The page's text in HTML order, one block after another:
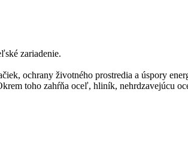
zariadenie.
ochrany životného prostredia a úspory
toho zahŕňa oceľ, hliník, nehrdzavejúcu